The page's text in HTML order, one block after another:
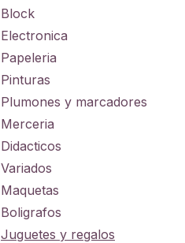
Block
Electronica
Papeleria
Pinturas
Plumones y marcadores
Merceria
Didacticos
Variados
Maquetas
Boligrafos
Juguetes y regalos